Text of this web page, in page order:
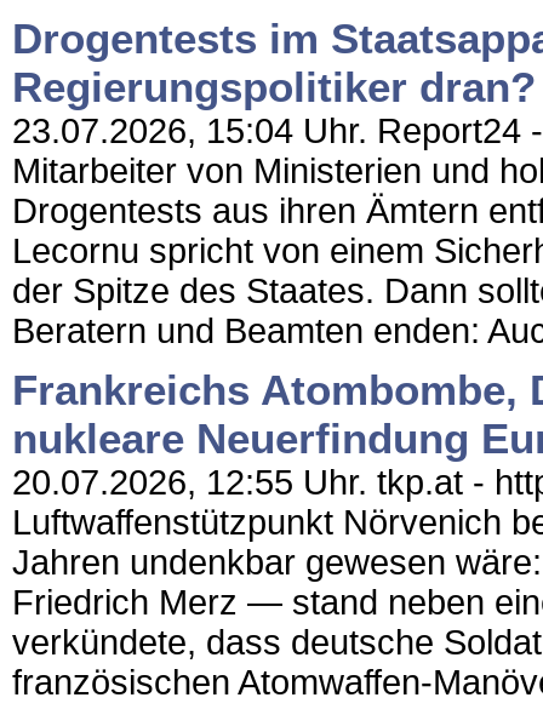
Drogentests im
Regierungspolitiker dran?
23.07.2026, 15:04 Uhr.
Mitarbeiter von Ministerien und
Drogentests aus ihren Ämtern
Lecornu spricht von einem
der Spitze des Staates. Dann
Beratern und Beamten enden:
Frankreichs Atombombe,
nukleare Neuerfindung
20.07.2026, 12:55 Uhr. tkp.at -
Luftwaffenstützpunkt Nörvenich
Jahren undenkbar gewesen
Friedrich Merz — stand neben
verkündete, dass deutsche
französischen Atomwaffen-